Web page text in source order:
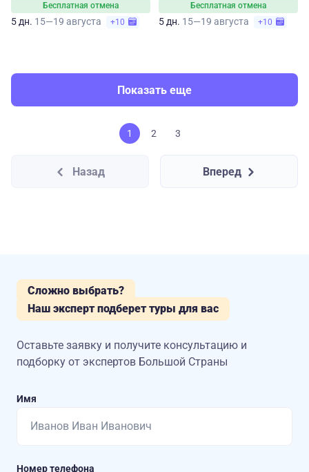
Бесплатная отмена
5 дн. 15—19 августа +10
Бесплатная отмена
5 дн. 15—19 августа +10
Показать еще
1 2 3
Назад Вперед
Сложно выбрать?
Наш эксперт подберет туры для вас
Оставьте заявку и получите консультацию и
подборку от экспертов Большой Страны
Имя
Номер телефона